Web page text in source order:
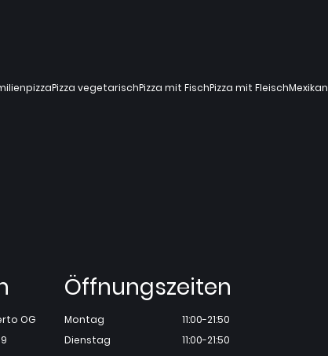
Pizza vegetarischPizza mit FischPizza mit Fleisch
OG
Öffnungszeiten
Montag
Dienstag
11:00-21:50
11:00-21:50